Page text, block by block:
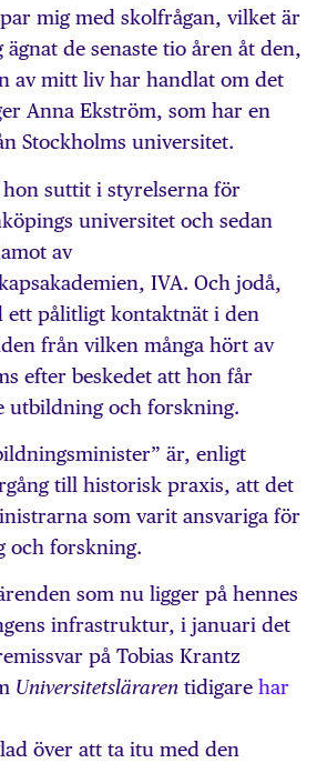
mig med skolfrågan, vilket är
ägnat de senaste tio åren åt den,
av mitt liv har handlat om det
Anna Ekström, som har en
Stockholms universitet.
suttit i styrelserna för
universitet och sedan
av
IVA. Och jodå,
ett pålitligt kontaktnät i den
från vilken många hört av
efter beskedet att hon får
utbildning och forskning.
är, enligt
till historisk praxis, att det
som varit ansvariga för
och forskning.
som nu ligger på hennes
infrastruktur, i januari det
på Tobias Krantz
Universitetsläraren tidigarehar
över att ta itu med den